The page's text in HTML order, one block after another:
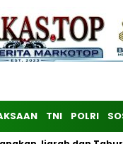
TNI POLRI